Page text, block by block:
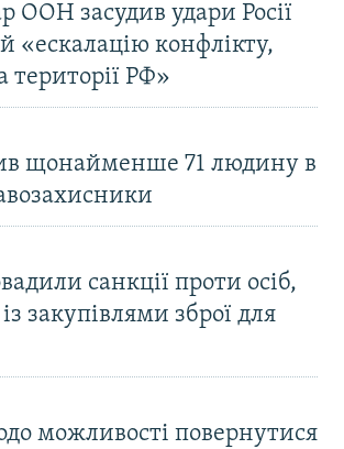
ООН засудив удари Росії
«ескалацію конфлікту,
території РФ»
щонайменше 71 людину в
санкції проти осіб,
закупівлями зброї для
можливості повернутися